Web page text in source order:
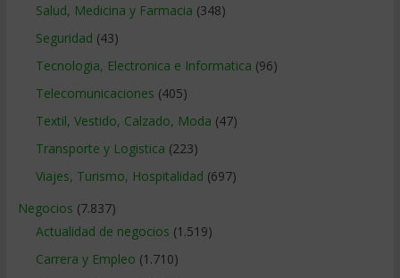
Salud, Medicina y Farmacia (348)
Seguridad (43)
Tecnologia, Electronica e Informatica (96)
Telecomunicaciones (405)
Textil, Vestido, Calzado, Moda (47)
Transporte y Logistica (223)
Viajes, Turismo, Hospitalidad (697)
Negocios (7.837)
Actualidad de negocios (1.519)
Carrera y Empleo (1.710)